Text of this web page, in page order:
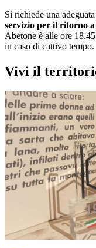
Si richiede una
servizio per il ritorno
Abetone è alle ore
in caso di cattivo tempo.
Vivi il